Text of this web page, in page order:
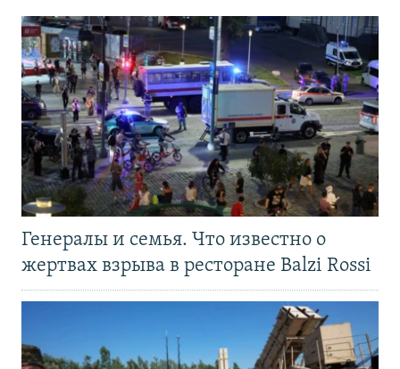
Генералы и семья. Что известно о
жертвах взрыва в ресторане Balzi Rossi